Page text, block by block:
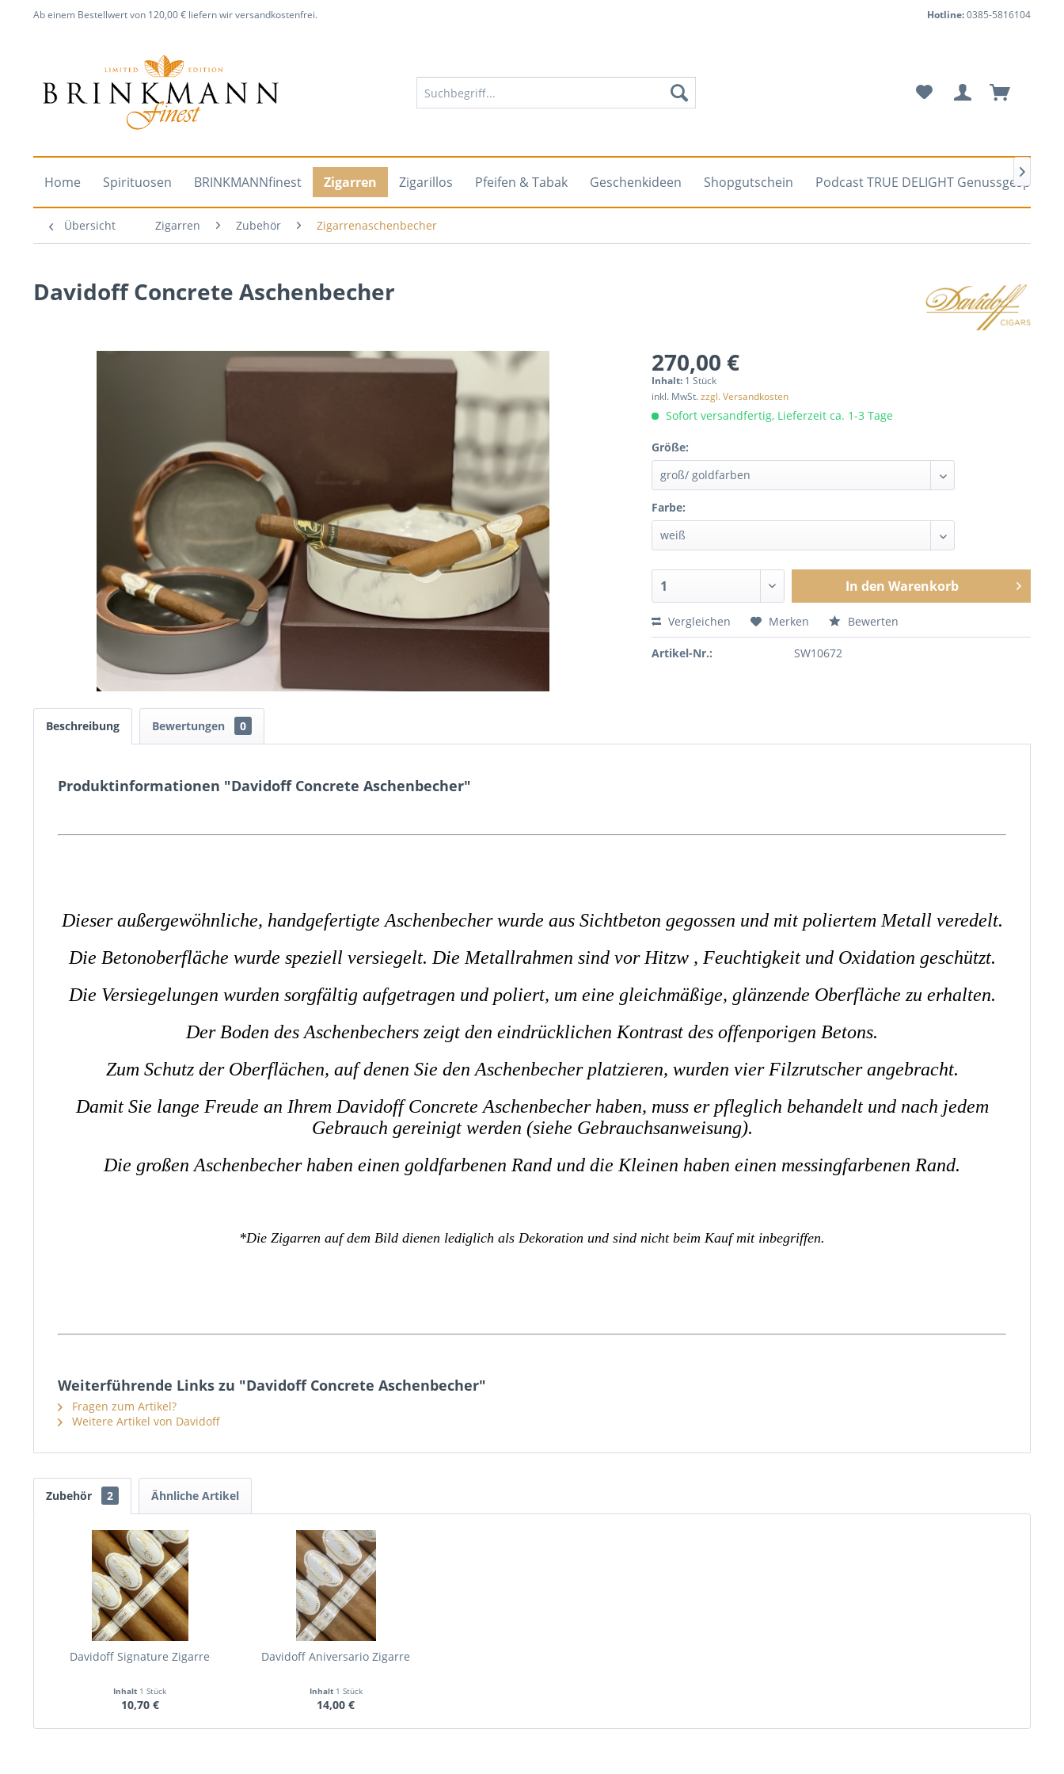
Ab einem Bestellwert von 120,00 € liefern wir versandkostenfrei. Hotline:0385-5816104
Home Spirituosen BRINKMANNfinest Zigarren Zigarillos Pfeifen & Tabak Geschenkideen Shopgutschein Podcast TRUE DELIGHT Genussgespräche

Übersicht Zigarren Zubehör Zigarrenaschenbecher
Davidoff Concrete Aschenbecher
270,00 €
Inhalt: 1 Stück
inkl. MwSt.zzgl. Versandkosten
Sofort versandfertig, Lieferzeit ca. 1-3 Tage
Größe:
Farbe:
In den Warenkorb
Vergleichen Merken Bewerten
Artikel-Nr.: SW10672
Beschreibung Bewertungen 0
Produktinformationen "Davidoff Concrete Aschenbecher"
Dieser außergewöhnliche, handgefertigte Aschenbecher wurde aus Sichtbeton gegossen und mit poliertem Metall veredelt.
Die Betonoberfläche wurde speziell versiegelt. Die Metallrahmen sind vor Hitzw , Feuchtigkeit und Oxidation geschützt.
Die Versiegelungen wurden sorgfältig aufgetragen und poliert, um eine gleichmäßige, glänzende Oberfläche zu erhalten.
Der Boden des Aschenbechers zeigt den eindrücklichen Kontrast des offenporigen Betons.
Zum Schutz der Oberflächen, auf denen Sie den Aschenbecher platzieren, wurden vier Filzrutscher angebracht.
Damit Sie lange Freude an Ihrem Davidoff Concrete Aschenbecher haben, muss er pfleglich behandelt und nach jedem
Gebrauch gereinigt werden (siehe Gebrauchsanweisung).
Die großen Aschenbecher haben einen goldfarbenen Rand und die Kleinen haben einen messingfarbenen Rand.
*Die Zigarren auf dem Bild dienen lediglich als Dekoration und sind nicht beim Kauf mit inbegriffen.
Weiterführende Links zu "Davidoff Concrete Aschenbecher"
Fragen zum Artikel?
Weitere Artikel von Davidoff
Zubehör 2 Ähnliche Artikel
Davidoff Signature Zigarre
Inhalt 1 Stück
10,70 €
Davidoff Aniversario Zigarre
Inhalt 1 Stück
14,00 €